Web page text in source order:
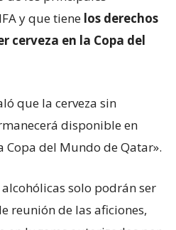
y que tiene los derechos
cerveza en la Copa del
que la cerveza sin
disponible en
Copa del Mundo de Qatar».
solo podrán ser
reunión de las aficiones,